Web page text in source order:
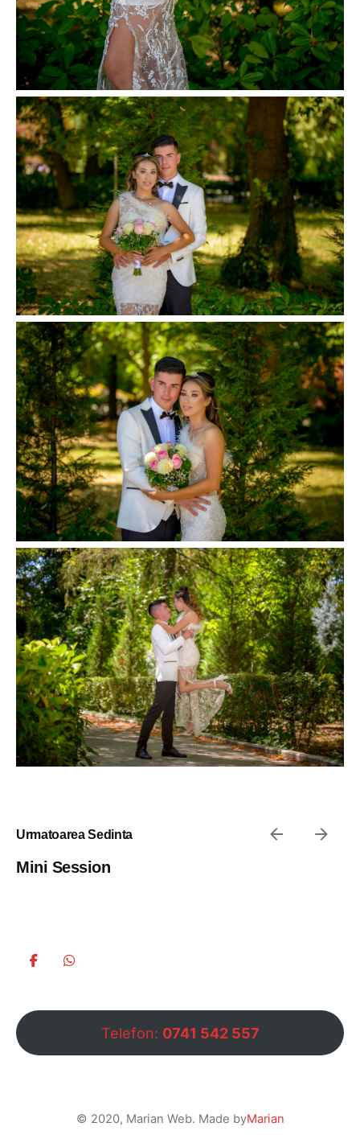
Urmatoarea Sedinta
Mini Session
Telefon: 0741 542 557
© 2020, Marian Web. Made byMarian